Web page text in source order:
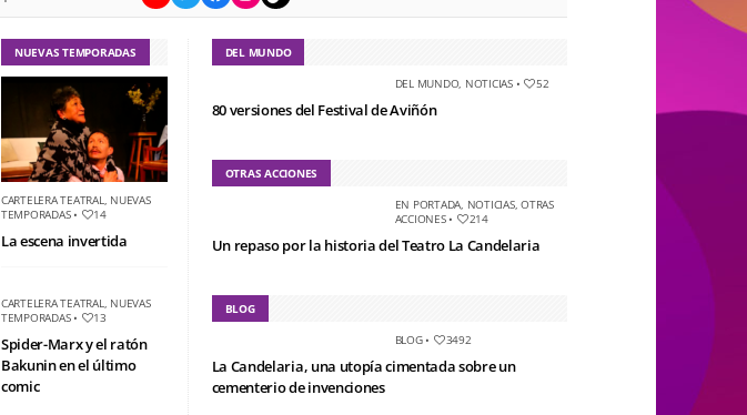
NUEVAS TEMPORADAS
CARTELERA TEATRAL, NUEVAS
TEMPORADAS• 14
La escena invertida
CARTELERA TEATRAL, NUEVAS
TEMPORADAS• 13
Spider-Marx y el ratón
Bakunin en el último
comic
DEL MUNDO
DEL MUNDO, NOTICIAS• 52
80 versiones del Festival de Aviñón
OTRAS ACCIONES
EN PORTADA, NOTICIAS,OTRAS
ACCIONES• 214
Un repaso por la historia del Teatro La Candelaria
BLOG
BLOG• 3492
La Candelaria, una utopía cimentada sobre un
cementerio de invenciones